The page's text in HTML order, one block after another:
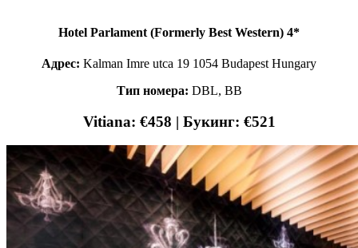
Hotel Parlament (Formerly Best Western) 4*
Адрес: Kalman Imre utca 19 1054 Budapest Hungary
Тип номера: DBL, ВВ
Vitiana: €458 | Букинг: €521